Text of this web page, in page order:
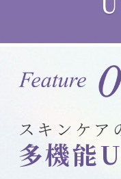
スキンケア
多機能